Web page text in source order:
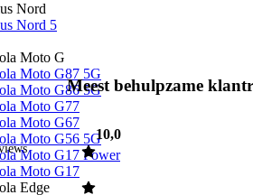
Nord
Nord 5
Moto G
Moto G87 5G
Moto G86 5G
Moto G77
Moto G67
Moto G56 5G
Moto G17 Power
Moto G17
Edge
Meest behulpzame
10,0